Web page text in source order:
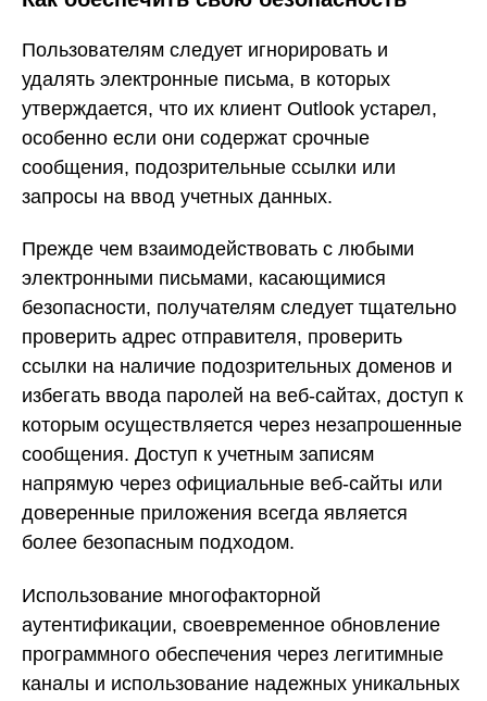
Пользователям следует игнорировать и
удалять электронные письма, в которых
утверждается, что их клиент Outlook устарел,
особенно если они содержат срочные
сообщения, подозрительные ссылки или
запросы на ввод учетных данных.
Прежде чем взаимодействовать с любыми
электронными письмами, касающимися
безопасности, получателям следует тщательно
проверить адрес отправителя, проверить
ссылки на наличие подозрительных доменов и
избегать ввода паролей на веб-сайтах, доступ к
которым осуществляется через незапрошенные
сообщения. Доступ к учетным записям
напрямую через официальные веб-сайты или
доверенные приложения всегда является
более безопасным подходом.
Использование многофакторной
аутентификации, своевременное обновление
программного обеспечения через легитимные
каналы и использование надежных уникальных